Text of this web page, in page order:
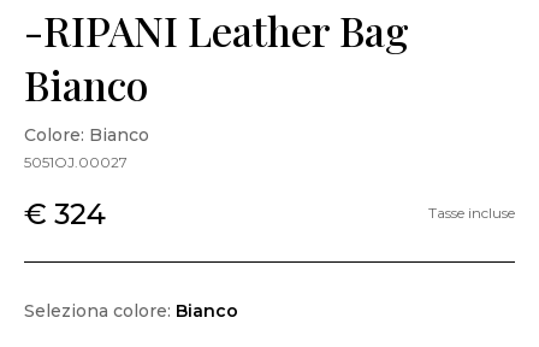
-RIPANI Leather Bag
Bianco
Colore: Bianco
5051OJ.00027
€ 324 Tasse incluse
Seleziona colore: Bianco